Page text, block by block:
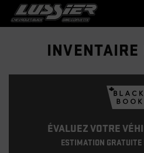
INVENTAIRE
ÉVALUEZ VOTRE
ESTIMATION